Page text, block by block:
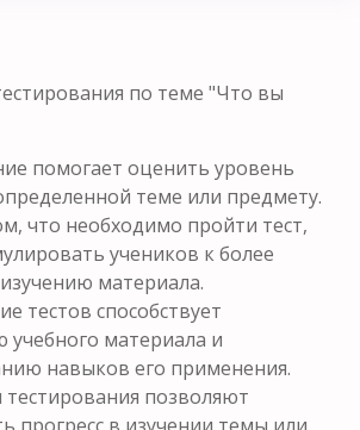
по теме "Что вы
помогает оценить уровень
теме или предмету.
что необходимо пройти тест,
учеников к более
материала.
тестов способствует
учебного материала и
навыков его применения.
тестирования позволяют